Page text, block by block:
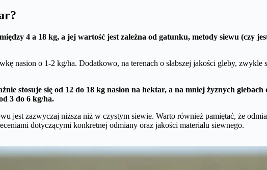
4 a 18 kg, a jej wartość jest zależna od gatunku, metody siewu (czy
nasion o 1-2 kg/ha. Dodatkowo, na terenach o słabszej jakości gleby, zwykle
stosuje się od 12 do 18 kg nasion na hektar, a na mniej żyznych
3 do 6 kg/ha.
jest zazwyczaj niższa niż w czystym siewie. Warto również pamiętać, że
dotyczącymi konkretnej odmiany oraz jakości materiału siewnego.